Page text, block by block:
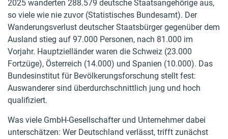
2025 wanderten 288.579 deutsche Staatsangehörige aus,
so viele wie nie zuvor (Statistisches Bundesamt). Der
Wanderungsverlust deutscher Staatsbürger gegenüber dem
Ausland stieg auf 97.000 Personen, nach 81.000 im
Vorjahr. Hauptzielländer waren die Schweiz (23.000
Fortzüge), Österreich (14.000) und Spanien (10.000). Das
Bundesinstitut für Bevölkerungsforschung stellt fest:
Auswanderer sind überdurchschnittlich jung und hoch
qualifiziert.
Was viele GmbH-Gesellschafter und Unternehmer dabei
unterschätzen: Wer Deutschland verlässt, trifft zunächst